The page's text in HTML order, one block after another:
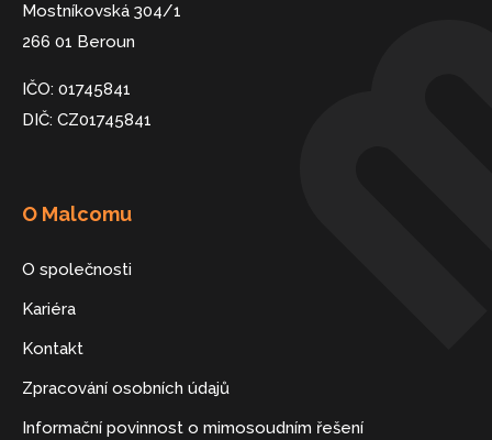
Mostníkovská 304/1
266 01 Beroun
IČO: 01745841
DIČ: CZ01745841
O Malcomu
O společnosti
Kariéra
Kontakt
Zpracování osobních údajů
Informační povinnost o mimosoudním řešení